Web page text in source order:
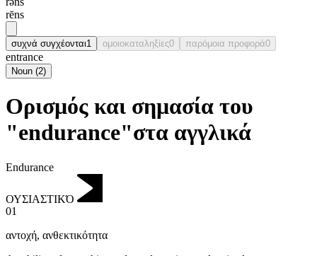
rēns
συχνά συγχέονται1 ομοιοκαταληξίες0 παρόμοια προφορά0
entrance
Noun (2)
Ορισμός και σημασία του
"endurance"στα αγγλικά
Endurance
ΟΥΣΙΑΣΤΙΚΌ
01
αντοχή, ανθεκτικότητα